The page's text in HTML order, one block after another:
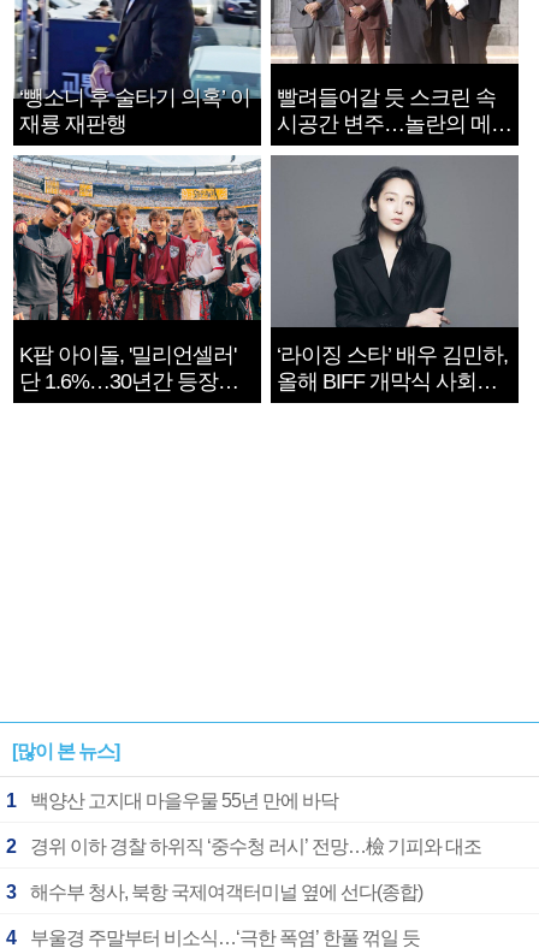
‘뺑소니 후 술타기 의혹’ 이
재룡 재판행
빨려들어갈 듯 스크린 속
시공간 변주…놀란의 메시
지는 ‘전쟁 속죄’
K팝 아이돌, '밀리언셀러'
단 1.6%…30년간 등장
1182개팀 전수조사
‘라이징 스타’ 배우 김민하,
올해 BIFF 개막식 사회자
확정
[많이 본 뉴스]
1 백양산 고지대 마을우물 55년 만에 바닥
2 경위 이하 경찰 하위직 ‘중수청 러시’ 전망…檢 기피와 대조
3 해수부 청사, 북항 국제여객터미널 옆에 선다(종합)
4 부울경 주말부터 비소식…‘극한 폭염’ 한풀 꺾일 듯